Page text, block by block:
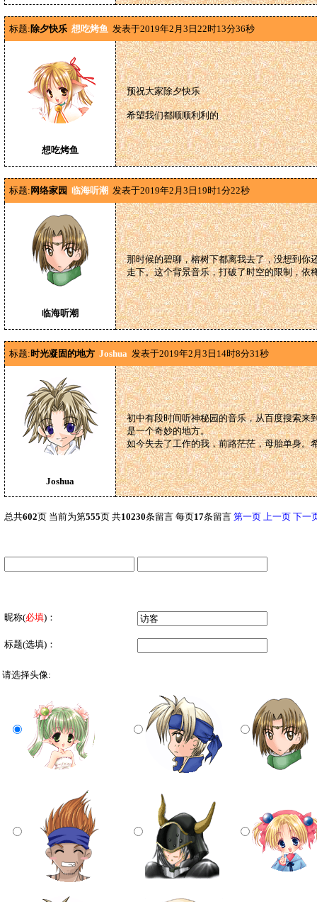
标题: 除夕快乐 想吃烤鱼 发表于2019年2月3日22时13分36秒
想吃烤鱼
预祝大家除夕快乐
希望我们都顺顺利利的
标题: 网络家园 临海听潮 发表于2019年2月3日19时1分22秒
临海听潮
那时候的碧聊，榕树下都离我去了，没想到你
走下。这个背景音乐，打破了时空的限制，依
标题:时光凝固的地方 Joshua 发表于2019年2月3日14时8分31秒
Joshua
初中有段时间听神秘园的音乐，从百度搜索来
是一个奇妙的地方。
如今失去了工作的我，前路茫茫，母胎单身。
总共602页 当前为第555页 共10230条留言 每页17条留言 第一页 上一页 下一
昵称(必填)：
标题(选填)：
请选择头像: